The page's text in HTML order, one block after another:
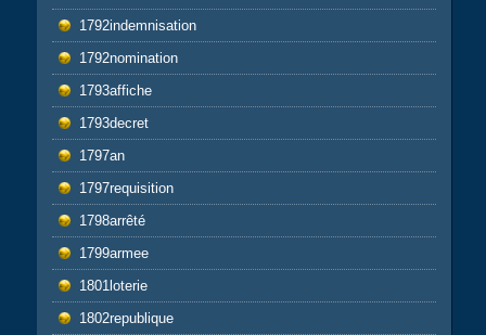
1792indemnisation
1792nomination
1793affiche
1793decret
1797an
1797requisition
1798arrêté
1799armee
1801loterie
1802republique